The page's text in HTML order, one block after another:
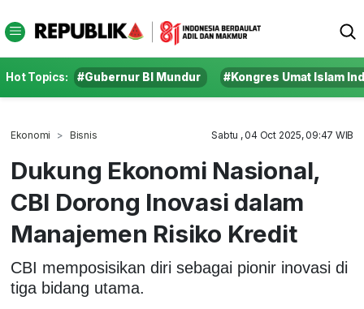
Hot Topics: #Gubernur BI Mundur #Kongres Umat Islam
Ekonomi Bisnis Sabtu , 04 Oct 2025, 09:47 WIB
Dukung Ekonomi Nasional,
CBI Dorong Inovasi dalam
Manajemen Risiko Kredit
CBI memposisikan diri sebagai pionir inovasi di
tiga bidang utama.